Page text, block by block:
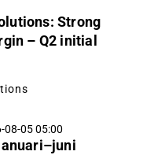
Strong
– Q2 initial
08-05 05:00